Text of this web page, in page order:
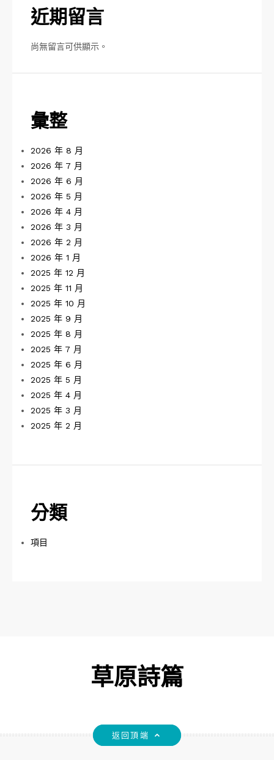
近期留言
尚無留言可供顯示。
彙整
2026 年 8 月
2026 年 7 月
2026 年 6 月
2026 年 5 月
2026 年 4 月
2026 年 3 月
2026 年 2 月
2026 年 1 月
2025 年 12 月
2025 年 11 月
2025 年 10 月
2025 年 9 月
2025 年 8 月
2025 年 7 月
2025 年 6 月
2025 年 5 月
2025 年 4 月
2025 年 3 月
2025 年 2 月
分類
項目
草原詩篇
返回頂端